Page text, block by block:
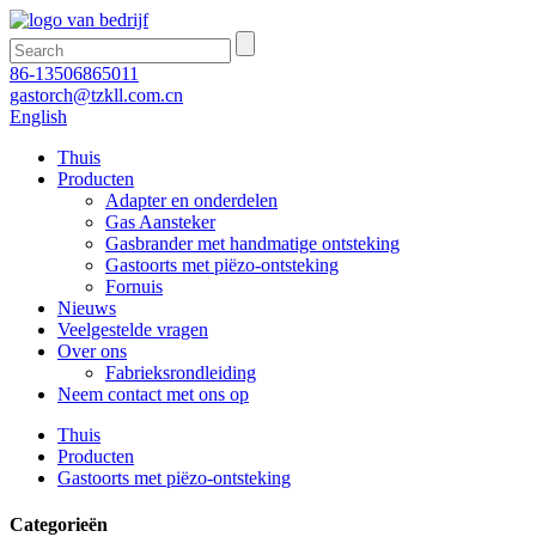
86-13506865011
gastorch@tzkll.com.cn
English
Thuis
Producten
Adapter en onderdelen
Gas Aansteker
Gasbrander met handmatige ontsteking
Gastoorts met piëzo-ontsteking
Fornuis
Nieuws
Veelgestelde vragen
Over ons
Fabrieksrondleiding
Neem contact met ons op
Thuis
Producten
Gastoorts met piëzo-ontsteking
Categorieën